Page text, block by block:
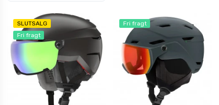
SLUTSALG
Fri fragt
Fri fragt